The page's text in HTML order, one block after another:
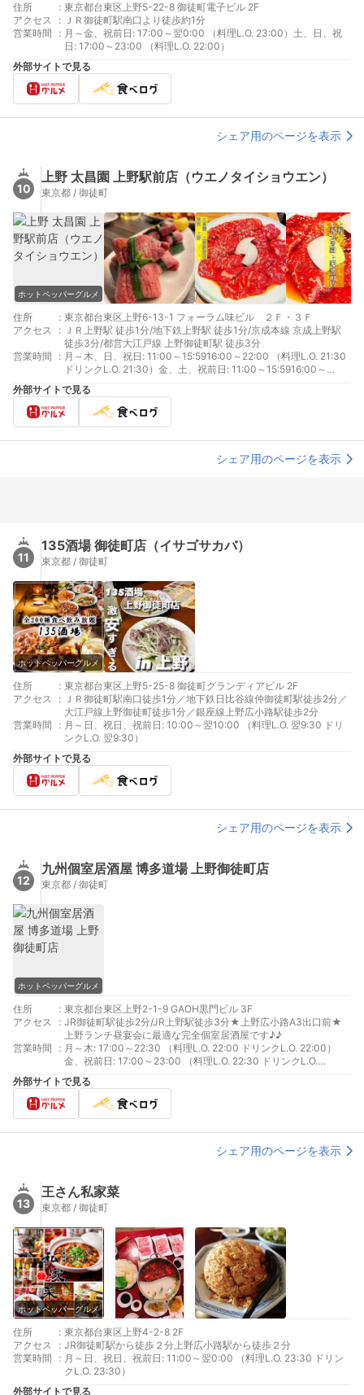
住所 : 東京都台東区上野5-22-8 御徒町電子ビル 2F
アクセス
: ＪＲ御徒町駅南口より徒歩約1分
営業時間
: 月～金、祝前日: 17:00～翌0:00 （料理L.O. 23:00）土、日、祝
日: 17:00～23:00 （料理L.O. 22:00）
外部サイトで見る
シェア用のページを表示
10
上野 太昌園 上野駅前店（ウエノタイショウエン）
東京都 / 御徒町
ホットペッパーグルメ
住所 : 東京都台東区上野6-13-1 フォーラム味ビル ２Ｆ・３Ｆ
アクセス
: ＪＲ上野駅 徒歩1分/地下鉄上野駅 徒歩1分/京成本線 京成上野駅
徒歩3分/都営大江戸線 上野御徒町駅 徒歩3分
営業時間
: 月～木、日、祝日: 11:00～15:5916:00～22:00 （料理L.O. 21:30
ドリンクL.O. 21:30）金、土、祝前日: 11:00～15:5916:00～
23:00 （料理L.O. 22:30 ドリンクL.O. 22:30）
外部サイトで見る
シェア用のページを表示
11
135酒場 御徒町店（イサゴサカバ）
東京都 / 御徒町
ホットペッパーグルメ
住所 : 東京都台東区上野5-25-8 御徒町グランディアビル 2F
アクセス
: ＪＲ御徒町駅南口徒歩1分／地下鉄日比谷線仲御徒町駅徒歩2分／
大江戸線上野御徒町徒歩1分／銀座線上野広小路駅徒歩2分
営業時間
: 月～日、祝日、祝前日: 10:00～翌10:00 （料理L.O. 翌9:30 ドリ
ンクL.O. 翌9:30）
外部サイトで見る
シェア用のページを表示
12
九州個室居酒屋 博多道場 上野御徒町店
東京都 / 御徒町
ホットペッパーグルメ
住所 : 東京都台東区上野2-1-9 GAOH黒門ビル 3F
アクセス
: JR御徒町駅徒歩2分/JR上野駅徒歩3分★上野広小路A3出口前★
上野ランチ昼宴会に最適な完全個室居酒屋です♪♪
営業時間
: 月～木: 17:00～22:30 （料理L.O. 22:00 ドリンクL.O. 22:00）
金、祝前日: 17:00～23:00 （料理L.O. 22:30 ドリンクL.O.
22:30）土: 12:00～23:00 （料理L.O. 22:30 ドリンクL.O.
22:30）日、祝日: 12:00～22:00 （料理L.O. 21:30 ドリンクL.O.
21:30）
外部サイトで見る
シェア用のページを表示
13
王さん私家菜
東京都 / 御徒町
ホットペッパーグルメ
住所 : 東京都台東区上野4-2-8 2F
アクセス
: JR御徒町駅から徒歩２分上野広小路駅から徒歩２分
営業時間
: 月～日、祝日、祝前日: 11:00～翌0:00 （料理L.O. 23:30 ドリン
クL.O. 23:30）
外部サイトで見る